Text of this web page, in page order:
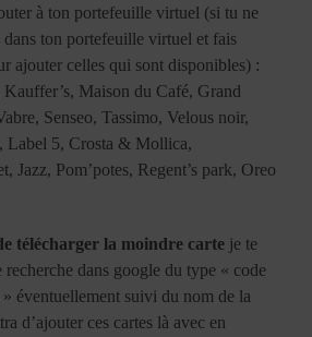
à ton portefeuille virtuel (si tu ne
dans ton portefeuille virtuel et fais
ajouter celles qui sont disponibles) :
Maison du Café, Grand
Senseo, Tassimo, Velous noir,
Label 5, Crosta & Mollica,
Jazz, Pom’potes, Regent’s park, Oreo
télécharger la moindre carte je te
recherche dans google du type « code
éventuellement suivi du nom de la
d’ajouter ces cartes là avec en